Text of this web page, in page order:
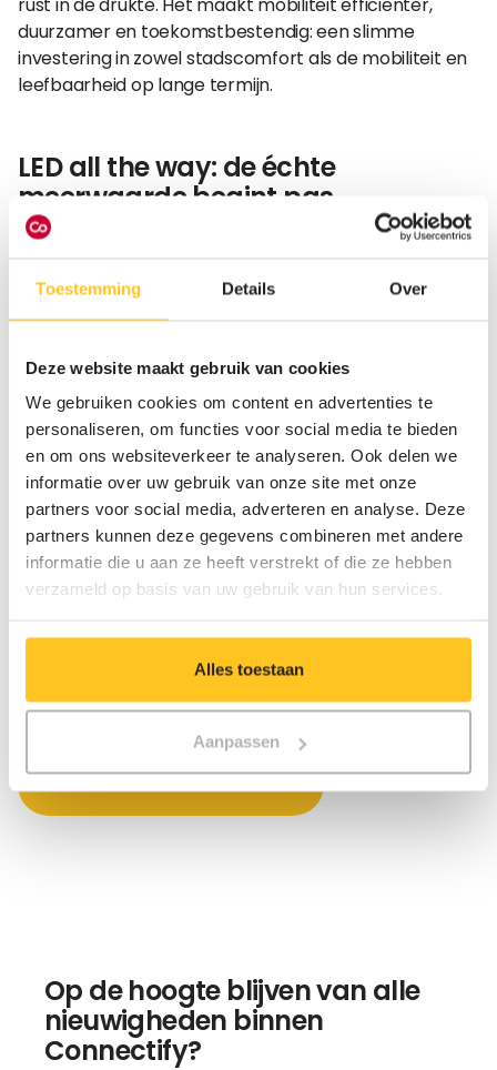
Toestemming Details Over
Deze website maakt gebruik van cookies
We gebruiken cookies om content en advertenties te
personaliseren, om functies voor social media te bieden
en om ons websiteverkeer te analyseren. Ook delen we
informatie over uw gebruik van onze site met onze
partners voor social media, adverteren en analyse. Deze
partners kunnen deze gegevens combineren met andere
informatie die u aan ze heeft verstrekt of die ze hebben
verzameld op basis van uw gebruik van hun services.
Alles toestaan
Aanpassen
duurzamer en toekomstbestendig: een slimme
investering in zowel stadscomfort als de mobiliteit en
leefbaarheid op lange termijn.
LED all the way: de échte
meerwaarde begint pas
Parkeergeleiding is vaak het startpunt. Want zodra er
ermee kunt. Meer en meer steden schakelen hun
displays in als onderdeel van hun smart-citystrategie.
eventcommunicatie, wayfinding of als permanente
informatiepunten voor inwoners en bezoekers.
In plaats van losse borden en tijdelijke signalisatie
ontstaat een flexibel digitaal netwerk dat de stad
slimmer, veiliger en overzichtelijker maakt. Voor
Vlaamse steden en gemeenten bestaat er bovendien
een handige manier om hiermee snel en eenvoudig te
starten: het Visualo-raamcontract. Daarmee kunnen
lokale besturen meteen beginnen bouwen aan hun
Ontdek het Visualo-raamcontract
Op de hoogte blijven van alle
nieuwigheden binnen
Connectify?